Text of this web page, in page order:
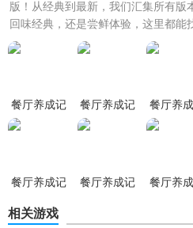
【餐厅养成记正式版玩法】
2. 菜品制作：玩家需要根据顾
美味的菜品。
厅的运营效率。
4. 财务管理：玩家需要管理餐厅
版！从经典到最新，我们汇集所有版
回味经典，还是尝鲜体验，这里都能
家的行列，一起经营梦想中的...
餐厅养成记
餐厅养成记
手游无限钻
餐厅养
手游无限
餐厅养成记
餐厅养成记
餐厅养
相关游戏